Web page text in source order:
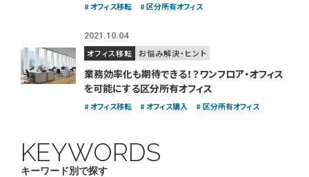
オフィス移転 区分所有オフィス
2021.10.04
オフィス移転 お悩み解決・ヒント
業務効率化も期待できる！？ ワンフロア・オフィス
を可能にする区分所有オフィス
オフィス移転 オフィス購入 区分所有オフィス
キーワード別で探す
KEYWORDS